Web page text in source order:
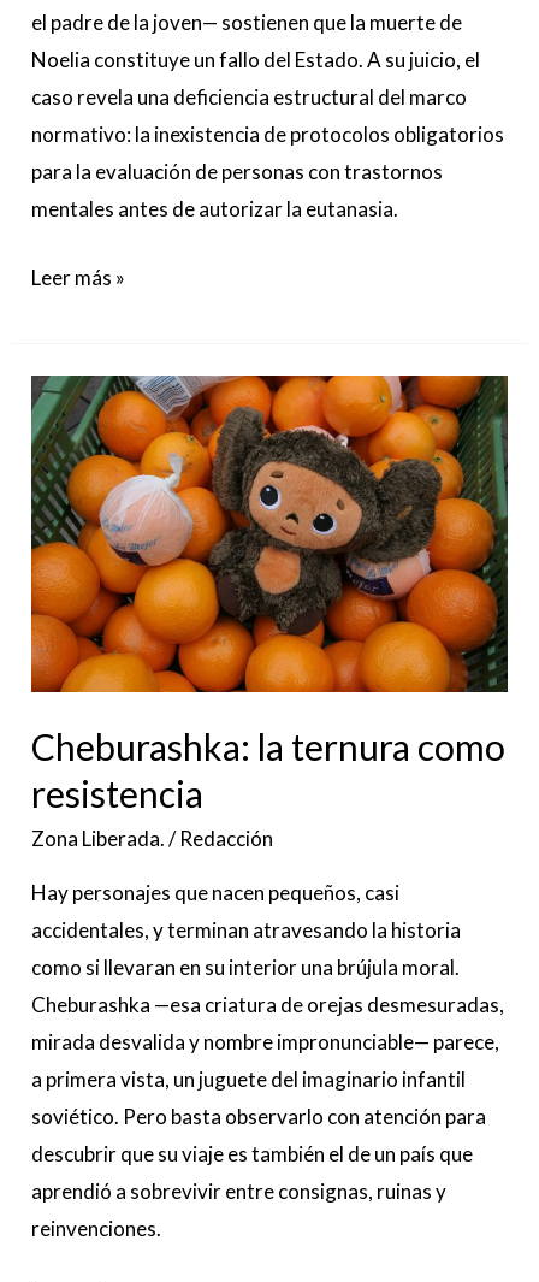
el padre de la joven— sostienen que la muerte de
Noelia constituye un fallo del Estado. A su juicio, el
caso revela una deficiencia estructural del marco
normativo: la inexistencia de protocolos obligatorios
para la evaluación de personas con trastornos
mentales antes de autorizar la eutanasia.
Leer más »
Cheburashka: la ternura como
resistencia
Zona Liberada./Redacción
Hay personajes que nacen pequeños, casi
accidentales, y terminan atravesando la historia
como si llevaran en su interior una brújula moral.
Cheburashka —esa criatura de orejas desmesuradas,
mirada desvalida y nombre impronunciable— parece,
a primera vista, un juguete del imaginario infantil
soviético. Pero basta observarlo con atención para
descubrir que su viaje es también el de un país que
aprendió a sobrevivir entre consignas, ruinas y
reinvenciones.
Cheburashka:
la
ternura
como
resistencia